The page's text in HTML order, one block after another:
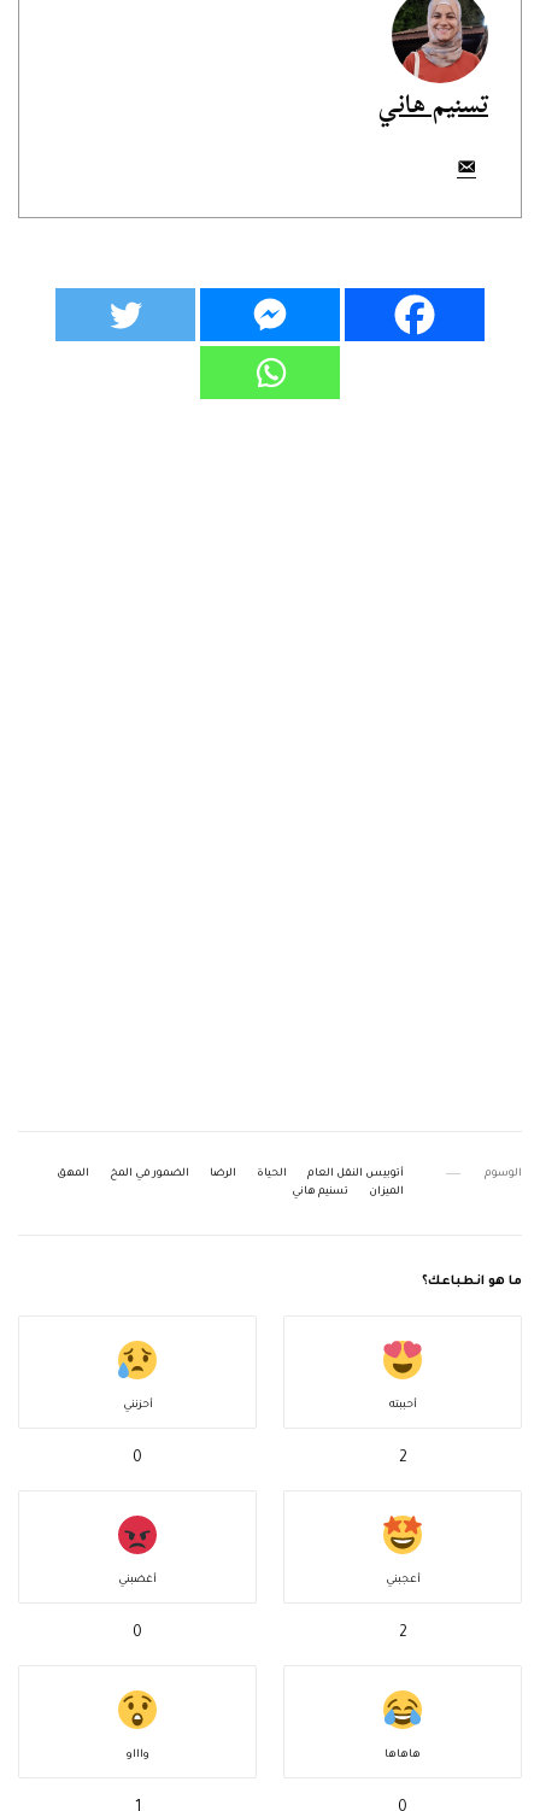
تسنيم هاني
الوسوم أتوبيس النقل العام الحياة الرضا الضمور في المخ
المهق
الميزان
تسنيم هاني
ما هو انطباعك؟
أحببته
2
أحزنني
0
أعجبني
2
أغضبني
0
هاهاها واااو